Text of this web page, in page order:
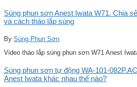
Súng phun sơn Anest Iwata W71. Chia
và cách tháo lắp súng
By Súng Phun Sơn
Video tháo lắp súng phun sơn W71 Anest
Súng phun sơn tự động WA-101-
Anest Iwata khác nhau thế nào?